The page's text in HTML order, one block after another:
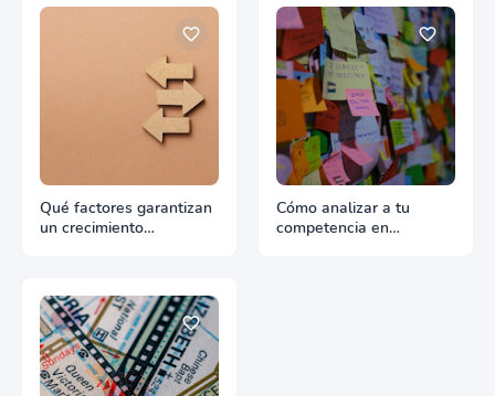
Qué factores garantizan
un crecimiento
Cómo analizar a tu
competencia en